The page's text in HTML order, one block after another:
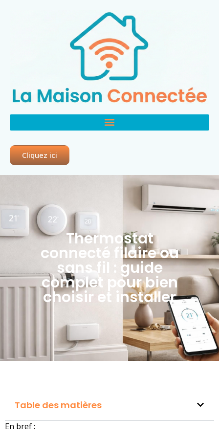
Cliquez ici
Thermostat
connecté filaire ou
sans fil : guide
complet pour bien
choisir et installer
Table des matières
En bref :